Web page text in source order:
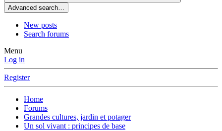
Advanced search…
New posts
Search forums
Menu
Log in
Register
Home
Forums
Grandes cultures, jardin et potager
Un sol vivant : principes de base